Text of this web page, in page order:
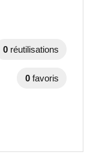
0 réutilisations
0 favoris